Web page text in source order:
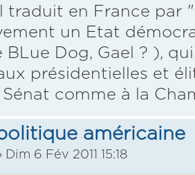
traduit en France par
un Etat
BLue Dog, Gael ? ),
présidentielles et
comme à la
américaine
Dim 6 Fév 2011 15:18